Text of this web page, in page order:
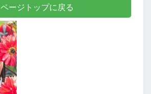
ページトップに戻る